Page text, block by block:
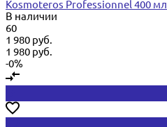
Kosmoteros Professionnel 400 мл
В наличии
60
1 980 руб.
1 980 руб.
-0%